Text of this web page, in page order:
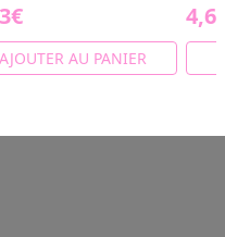
AJOUTER AU PANIER